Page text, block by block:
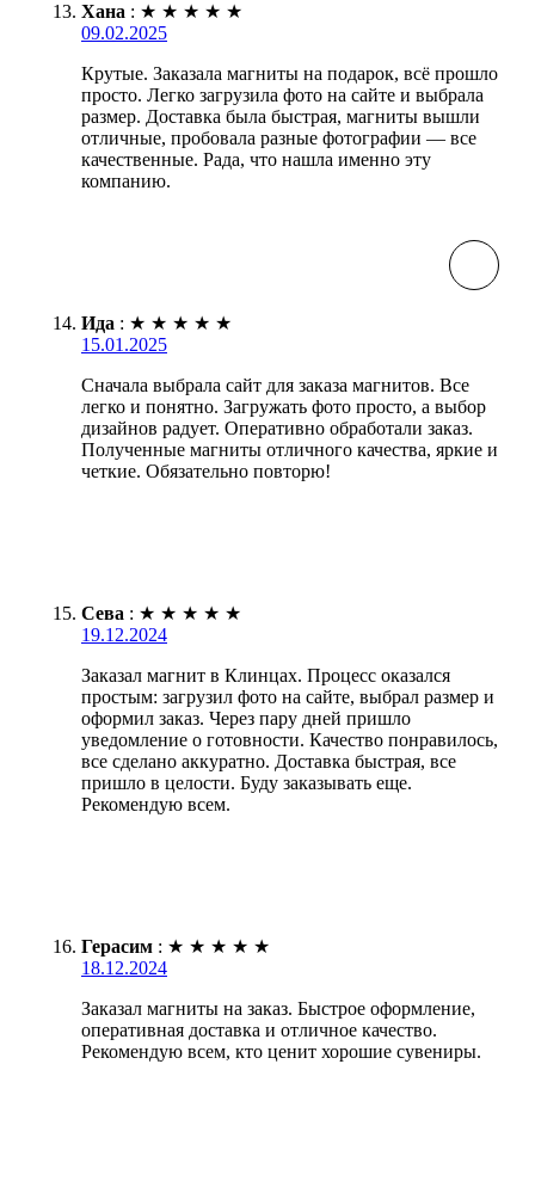
Хана : ★ ★ ★ ★ ★
09.02.2025
Крутые. Заказала магниты на подарок, всё прошло
просто. Легко загрузила фото на сайте и выбрала
размер. Доставка была быстрая, магниты вышли
отличные, пробовала разные фотографии — все
качественные. Рада, что нашла именно эту
компанию.
Ида : ★ ★ ★ ★ ★
15.01.2025
Сначала выбрала сайт для заказа магнитов. Все
легко и понятно. Загружать фото просто, а выбор
дизайнов радует. Оперативно обработали заказ.
Полученные магниты отличного качества, яркие и
четкие. Обязательно повторю!
Сева : ★ ★ ★ ★ ★
19.12.2024
Заказал магнит в Клинцах. Процесс оказался
простым: загрузил фото на сайте, выбрал размер и
оформил заказ. Через пару дней пришло
уведомление о готовности. Качество понравилось,
все сделано аккуратно. Доставка быстрая, все
пришло в целости. Буду заказывать еще.
Рекомендую всем.
Герасим : ★ ★ ★ ★ ★
18.12.2024
Заказал магниты на заказ. Быстрое оформление,
оперативная доставка и отличное качество.
Рекомендую всем, кто ценит хорошие сувениры.